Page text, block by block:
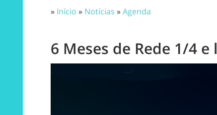
» Início » Notícias »Agenda
6 Meses de Rede 1/4